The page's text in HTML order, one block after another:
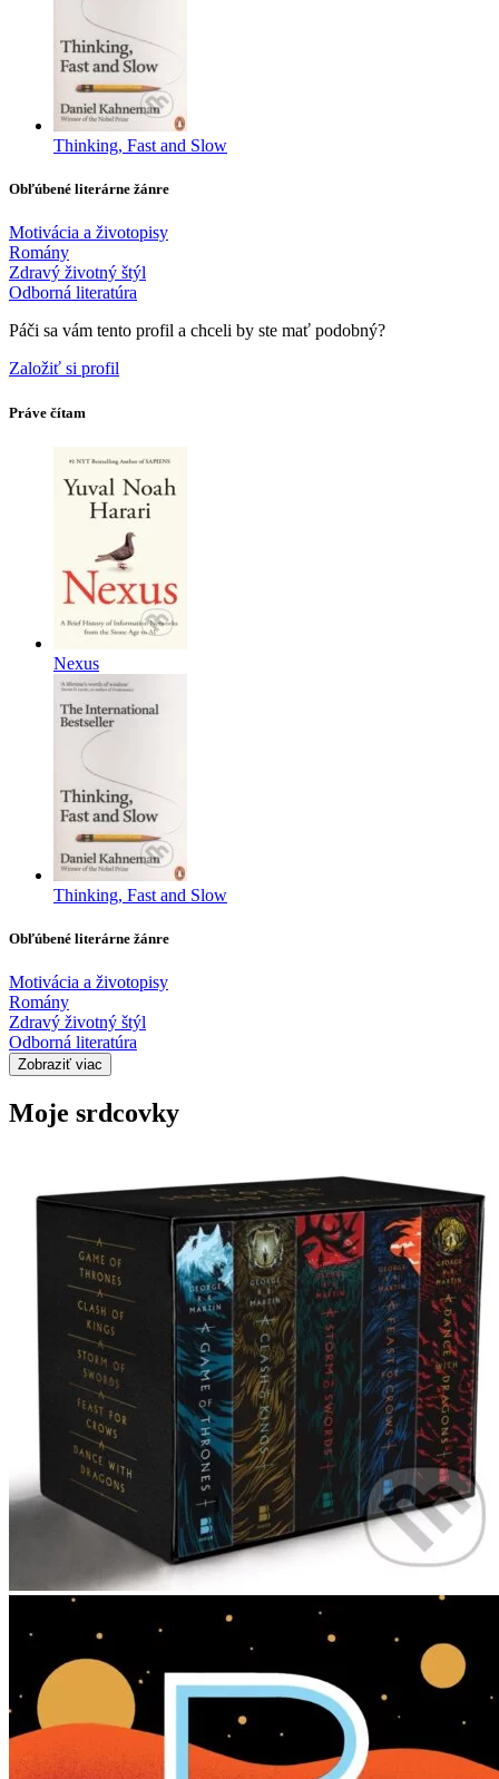
Thinking, Fast and Slow
Obľúbené literárne žánre
Motivácia a životopisy
Romány
Zdravý životný štýl
Odborná literatúra
Páči sa vám tento profil a chceli by ste mať podobný?
Založiť si profil
Práve čítam
Nexus
Thinking, Fast and Slow
Obľúbené literárne žánre
Motivácia a životopisy
Romány
Zdravý životný štýl
Odborná literatúra
Zobraziť viac
Moje srdcovky